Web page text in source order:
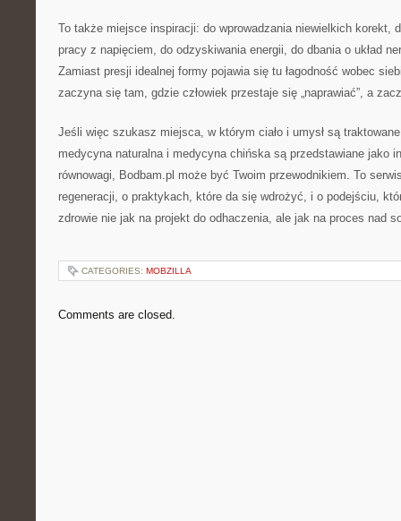
To także miejsce inspiracji: do wprowadzania niewielkich korekt,
pracy z napięciem, do odzyskiwania energii, do dbania o układ
Zamiast presji idealnej formy pojawia się tu łagodność wobec
zaczyna się tam, gdzie człowiek przestaje się „naprawiać”, a
Jeśli więc szukasz miejsca, w którym ciało i umysł są
medycyna naturalna i medycyna chińska są przedstawiane jako
równowagi, Bodbam.pl może być Twoim przewodnikiem. To
regeneracji, o praktykach, które da się wdrożyć, i o podejściu,
zdrowie nie jak na projekt do odhaczenia, ale jak na proces nad
CATEGORIES: MOBZILLA
Comments are closed.